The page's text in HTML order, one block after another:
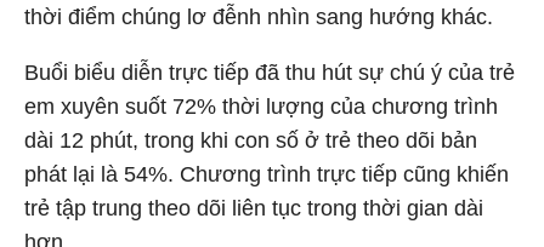
thời điểm chúng lơ đễnh nhìn sang hướng khác.
Buổi biểu diễn trực tiếp đã thu hút sự chú ý của trẻ
em xuyên suốt 72% thời lượng của chương trình
dài 12 phút, trong khi con số ở trẻ theo dõi bản
phát lại là 54%. Chương trình trực tiếp cũng khiến
trẻ tập trung theo dõi liên tục trong thời gian dài
hơn.